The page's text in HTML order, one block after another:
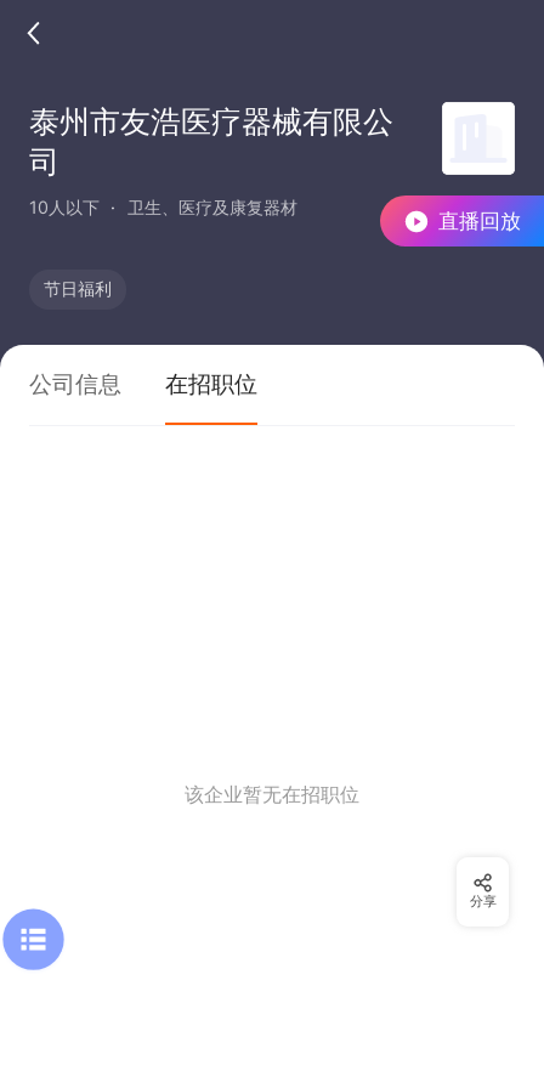
直播回放
泰州市友浩医疗器械有限公
司
10人以下 卫生、医疗及康复器材
节日福利
公司信息 在招职位
该企业暂无在招职位
分享